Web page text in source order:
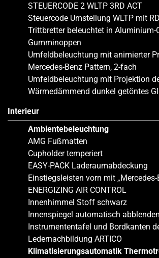
STEUERCODE 2 WLTP 3RD ACT
Steuercode Umstellung WLTP mit
Trittbretter beleuchtet in Aluminium-
Gumminoppen
Umfeldbeleuchtung mit animierter
Mercedes-Benz Pattern, 2-fach
Umfeldbeleuchtung mit Projektion
Wärmedämmend dunkel getöntes
Interieur
Ambientebeleuchtung
AMG Fußmatten
Cupholder temperiert
EASY-PACK Laderaumabdeckung
Einstiegsleisten vorn mit
ENERGIZING AIR CONTROL
Innenhimmel Stoff schwarz
Innenspiegel automatisch
Instrumententafel und Bordkanten
Ledernachbildung ARTICO
Klimatisierungsautomatik